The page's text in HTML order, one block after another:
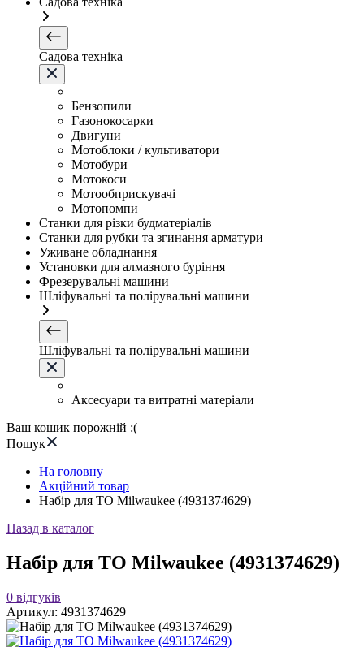
Садова техніка
Бензопили
Газонокосарки
Двигуни
Мотоблоки / культиватори
Мотобури
Мотокоси
Мотообприскувачі
Мотопомпи
Станки для різки будматеріалів
Станки для рубки та згинання арматури
Уживане обладнання
Установки для алмазного буріння
Фрезерувальні машини
Шліфувальні та полірувальні машини
Шліфувальні та полірувальні машини
Аксесуари та витратні матеріали
Ваш кошик порожній :(
Пошук
На головну
Акційний товар
Набір для ТО Milwaukee (4931374629)
Назад в каталог
Набір для ТО Milwaukee (4931374629)
0 відгуків
Артикул: 4931374629